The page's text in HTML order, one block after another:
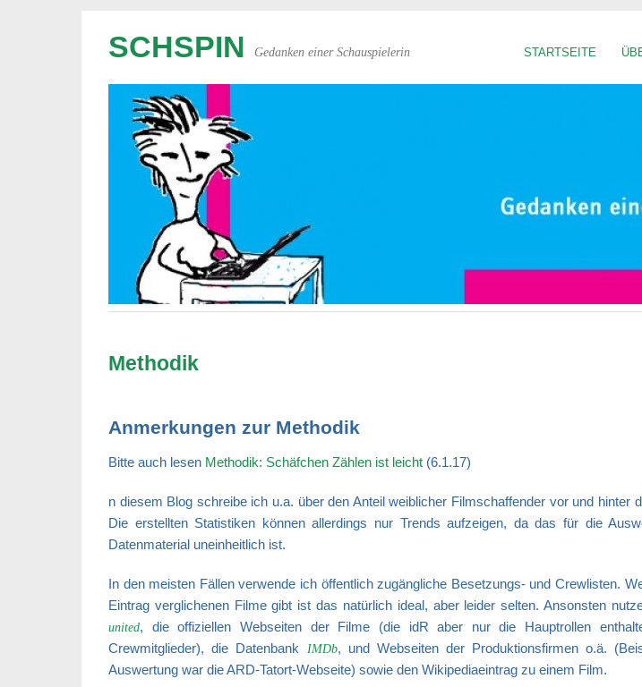
STARTSEITE
SCHSPIN Gedanken einer Schauspielerin
Methodik
Anmerkungen zur Methodik
Bitte auch lesen Methodik: Schäfchen Zählen ist leicht (6.1.17)
n diesem Blog schreibe ich u.a. über den Anteil weiblicher Filmschaffender vor und hinter
Die erstellten Statistiken können allerdings nur Trends aufzeigen, da das für die
Datenmaterial uneinheitlich ist.
In den meisten Fällen verwende ich öffentlich zugängliche Besetzungs- und Crewlisten.
Eintrag verglichenen Filme gibt ist das natürlich ideal, aber leider selten. Ansonsten
united, die offiziellen Webseiten der Filme (die idR aber nur die Hauptrollen
Crewmitglieder), die Datenbank IMDb, und Webseiten der Produktionsfirmen o.ä.
Auswertung war die ARD-Tatort-Webseite) sowie den Wikipediaeintrag zu einem Film.